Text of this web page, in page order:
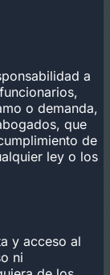
a
o demanda,
que
de
ley o los
y acceso al
ni